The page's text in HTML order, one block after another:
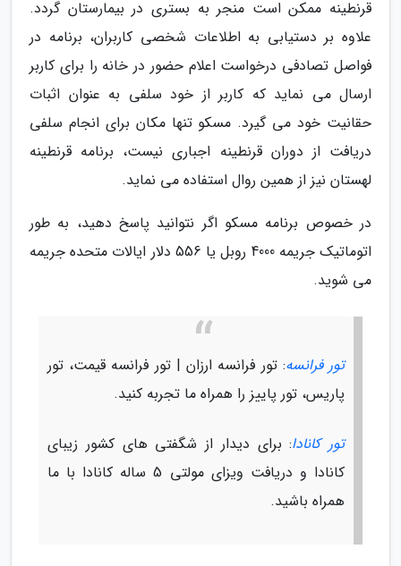
قرنطینه ممکن است منجر به بستری در بیمارستان گردد.
علاوه بر دستیابی به اطلاعات شخصی کاربران، برنامه در
فواصل تصادفی درخواست اعلام حضور در خانه را برای کاربر
ارسال می نماید که کاربر از خود سلفی به عنوان اثبات
حقانیت خود می گیرد. مسکو تنها مکان برای انجام سلفی
دریافت از دوران قرنطینه اجباری نیست، برنامه قرنطینه
لهستان نیز از همین روال استفاده می نماید.
در خصوص برنامه مسکو اگر نتوانید پاسخ دهید، به طور
اتوماتیک جریمه 4000 روبل یا 556 دلار ایالات متحده جریمه
می شوید.
تور فرانسه: تور فرانسه ارزان | تور فرانسه قیمت، تور
پاریس، تور پاییز را همراه ما تجربه کنید.
تور کانادا: برای دیدار از شگفتی های کشور زیبای
کانادا و دریافت ویزای مولتی 5 ساله کانادا با ما
همراه باشید.